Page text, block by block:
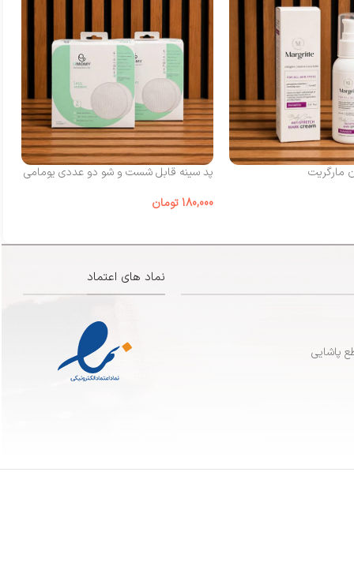
مارگریت
پد سینه قابل شست‌ و شو دو عددی یومامی
180,000 تومان
نماد های اعتماد